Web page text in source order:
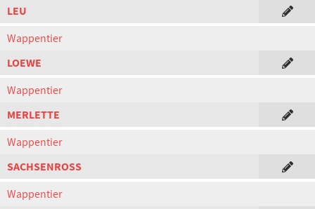
LEU
Wappentier
LOEWE
Wappentier
MERLETTE
Wappentier
SACHSENROSS
Wappentier